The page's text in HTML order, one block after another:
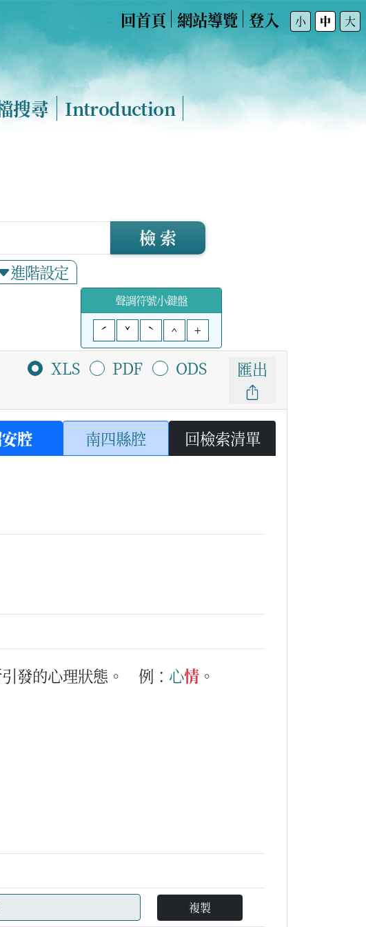
回首頁 網站導覽 登入 小 中 大
搜尋 Introduction
進階設定
檢 索
聲調符號小鍵盤
ˊ
ˇ ˋ ^ +
XLS PDF ODS 匯出
腔 南四縣腔 回檢索清單
發的心理狀態。 例： 心情 。
複製